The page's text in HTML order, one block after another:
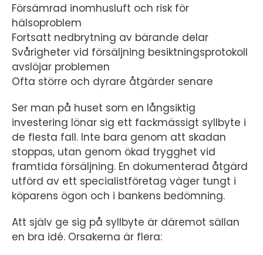
Försämrad inomhusluft och risk för
hälsoproblem
Fortsatt nedbrytning av bärande delar
Svårigheter vid försäljning besiktningsprotokoll
avslöjar problemen
Ofta större och dyrare åtgärder senare
Ser man på huset som en långsiktig
investering lönar sig ett fackmässigt syllbyte i
de flesta fall. Inte bara genom att skadan
stoppas, utan genom ökad trygghet vid
framtida försäljning. En dokumenterad åtgärd
utförd av ett specialistföretag väger tungt i
köparens ögon och i bankens bedömning.
Att själv ge sig på syllbyte är däremot sällan
en bra idé. Orsakerna är flera: